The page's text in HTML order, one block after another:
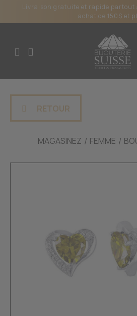
Livraison gratuite et rapide partout
achat de 150$ et
RETOUR
MAGASINEZ FEMME